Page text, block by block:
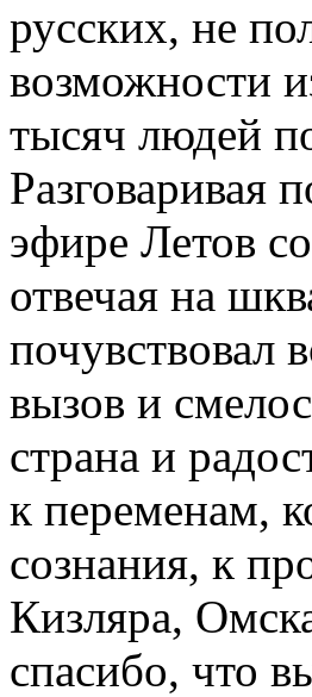
русских, не
возможности
тысяч людей
Разговаривая
эфире Летов
отвечая на
почувствовал
вызов и
страна и
к переменам,
сознания, к
Кизляра,
спасибо, что